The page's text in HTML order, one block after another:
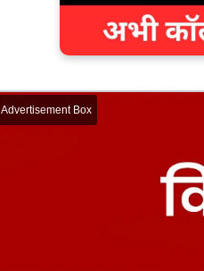
Advertisement Box